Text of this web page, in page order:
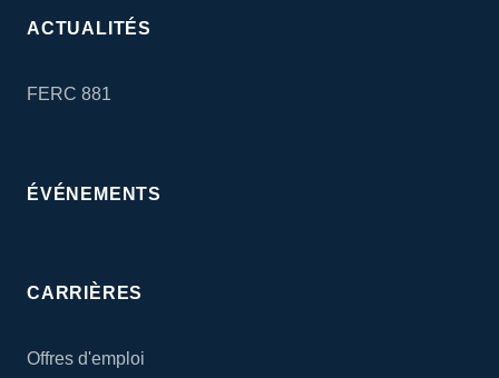
ACTUALITÉS
FERC 881
ÉVÉNEMENTS
CARRIÈRES
Offres d'emploi